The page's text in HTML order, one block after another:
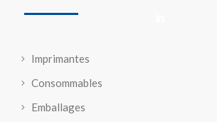
Imprimantes
Consommables
Emballages